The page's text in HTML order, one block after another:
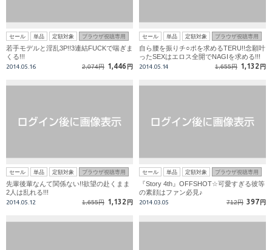
セール 単品 定額対象 ブラウザ視聴専用
若手モデルと淫乱3P!!3連結FUCKで喘ぎま
くる!!!
2014.05.16 2,074円 1,446 円
セール 単品 定額対象 ブラウザ視聴専用
自ら腰を振りチ○ポを求めるTERU!!念願叶
ったSEXはエロス全開でNAGIを求める!!!
2014.05.14 1,655円 1,132 円
セール 単品 定額対象 ブラウザ視聴専用
先輩後輩なんて関係ない!!欲望の赴くまま
2人は乱れる!!!
2014.05.12 1,655円 1,132 円
セール 単品 定額対象 ブラウザ視聴専用
『Story 4th』OFFSHOT☆可愛すぎる彼等
の素顔はファン必見♪
2014.03.05 712円 397 円